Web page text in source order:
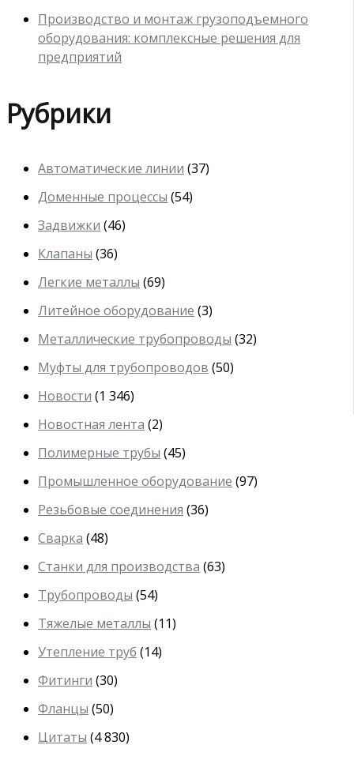
Производство и монтаж грузоподъемного
оборудования: комплексные решения для
предприятий
Рубрики
Автоматические линии (37)
Доменные процессы (54)
Задвижки (46)
Клапаны (36)
Легкие металлы (69)
Литейное оборудование (3)
Металлические трубопроводы (32)
Муфты для трубопроводов (50)
Новости (1 346)
Новостная лента (2)
Полимерные трубы (45)
Промышленное оборудование (97)
Резьбовые соединения (36)
Сварка (48)
Станки для производства (63)
Трубопроводы (54)
Тяжелые металлы (11)
Утепление труб (14)
Фитинги (30)
Фланцы (50)
Цитаты (4 830)